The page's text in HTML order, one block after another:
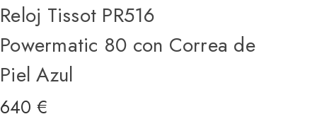
Reloj Tissot PR516
Powermatic 80 con Correa de
Piel Azul
640 €